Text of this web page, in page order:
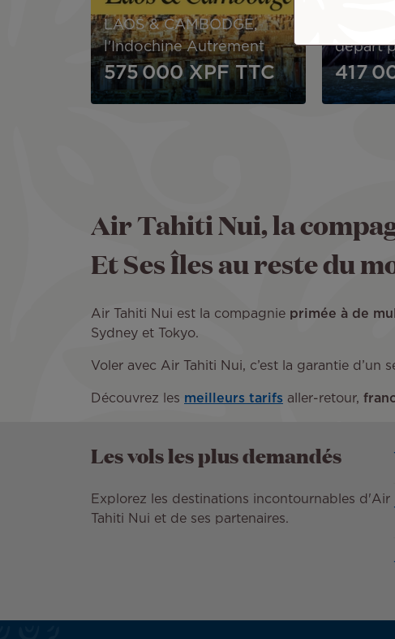
LAOS & CAMBODGE,
l'Indochine Autrement
575 000 XPF TTC
départ
417
Air Tahiti Nui, la
Et Ses Îles au reste du
Air Tahiti Nui est la compagnie primée à de
Sydney et Tokyo.
Voler avec Air Tahiti Nui, c’est la garantie d’un
Découvrez les meilleurs tarifs aller-retour,
Les vols les plus demandés
Explorez les destinations incontournables d'Air
Tahiti Nui et de ses partenaires.